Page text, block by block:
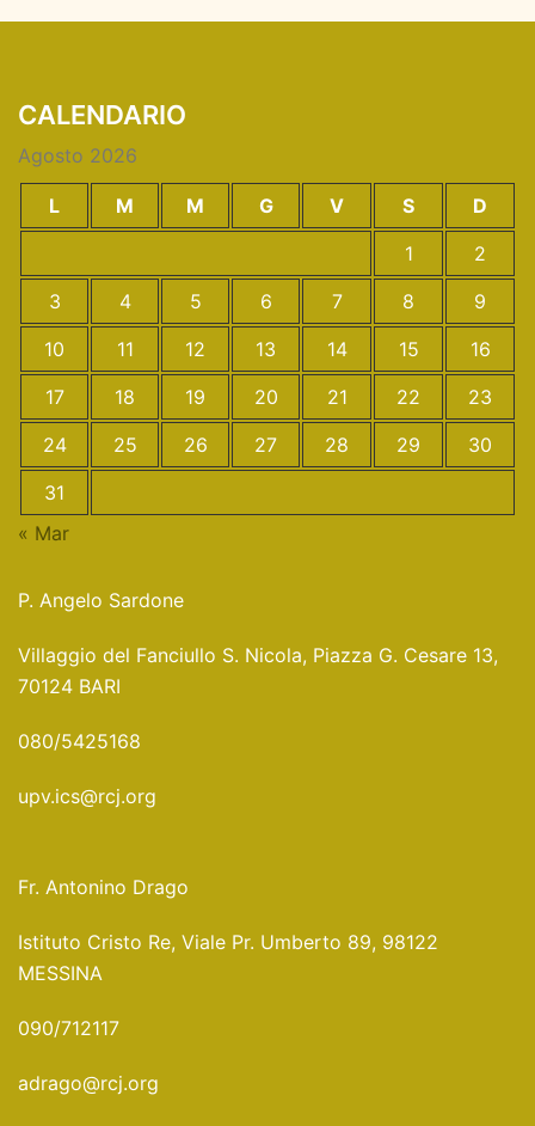
CALENDARIO
Agosto 2026
L M M G V S
D
1
2
3
4 5 6 7 8
9
10
11 12 13 14 15
16
17
18 19 20 21 22
23
24
25 26 27 28 29
30
31
« Mar
P. Angelo Sardone
Villaggio del Fanciullo S. Nicola, Piazza G. Cesare 13,
70124 BARI
080/5425168
upv.ics@rcj.org
Fr. Antonino Drago
Istituto Cristo Re, Viale Pr. Umberto 89, 98122
MESSINA
090/712117
adrago@rcj.org